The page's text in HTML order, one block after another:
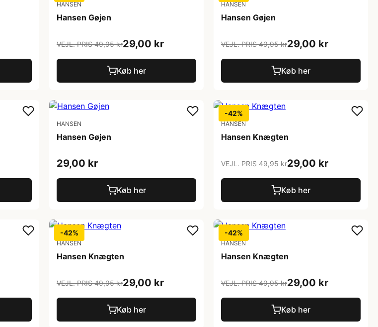
HANSEN
Hansen Gøjen
VEJL. PRIS 49,95 kr29,00 kr
Køb her
HANSEN
Hansen Gøjen
VEJL. PRIS 49,95 kr29,00 kr
Køb her
HANSEN
Hansen Gøjen
29,00 kr
Køb her
-42%
HANSEN
Hansen Knægten
VEJL. PRIS 49,95 kr29,00 kr
Køb her
-42%
HANSEN
Hansen Knægten
VEJL. PRIS 49,95 kr29,00 kr
Køb her
-42%
HANSEN
Hansen Knægten
VEJL. PRIS 49,95 kr29,00 kr
Køb her